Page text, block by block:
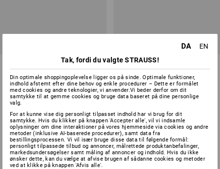
Træskrue rustfri-plus+
udførelser
fra 102,50 kr.
(med moms) fra 10 Pakke
Universalskrue plus med
4 udførelser
fra 27,50 kr.
Du har allerede set 4 af 4 varer.
DA
EN
Tak, fordi du valgte STRAUSS!
Din optimale shoppingoplevelse ligger os på sinde. Optimale funktioner,
indhold afstemt efter dine behov og enkle procedurer – Dette er formålet
med cookies og andre teknologier, vi anvender.Vi beder derfor om dit
samtykke til at gemme cookies og bruge data baseret på dine personlige
valg.
For at kunne vise dig personligt tilpasset indhold har vi brug for dit
samtykke. Hvis du klikker på knappen 'Accepter alle', vil vi indsamle
oplysninger om dine interaktioner på vores hjemmeside via cookies og andre
metoder (inklusive AI-baserede procedurer), samt data fra
bestillingsprocessen. Vi vil især bruge disse data til følgende formål:
personligt tilpassede tilbud og annoncer, målrettede produktanbefalinger,
markedsundersøgelser samt måling af annoncer og indhold. Hvis du ikke
ønsker dette, kan du vælge at afvise brugen af sådanne cookies og metoder
ved at klikke på knappen 'Afvis alle'.